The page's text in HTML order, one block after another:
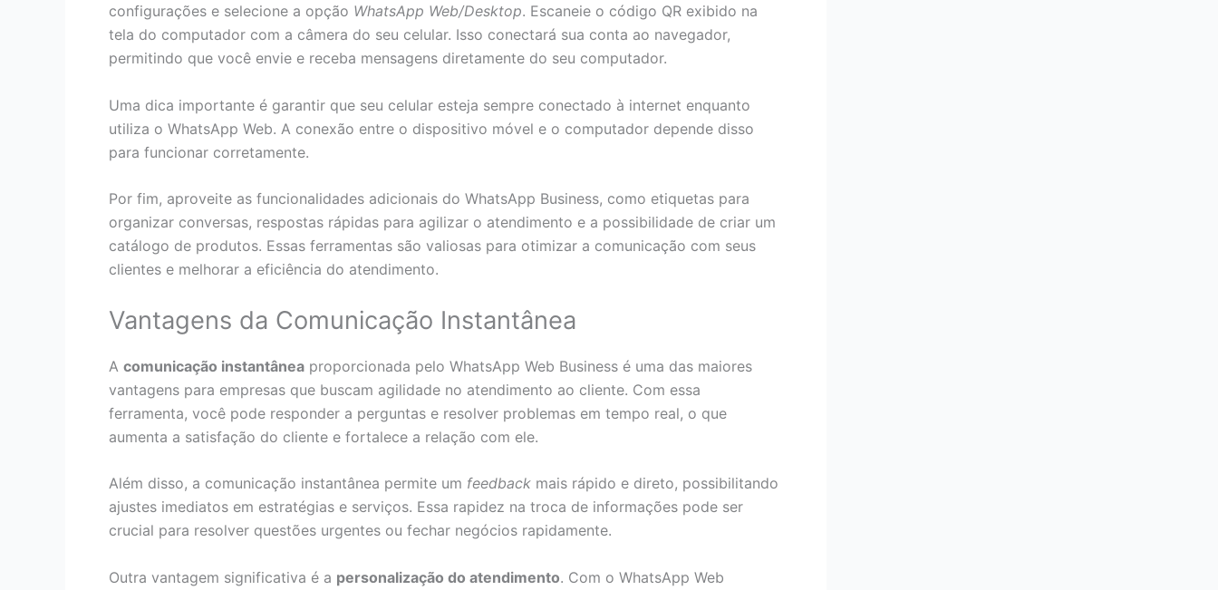
configurações e selecione a opção WhatsApp Web/Desktop. Escaneie o código QR exibido na
tela do computador com a câmera do seu celular. Isso conectará sua conta ao navegador,
permitindo que você envie e receba mensagens diretamente do seu computador.
Uma dica importante é garantir que seu celular esteja sempre conectado à internet enquanto
utiliza o WhatsApp Web. A conexão entre o dispositivo móvel e o computador depende disso
para funcionar corretamente.
Por fim, aproveite as funcionalidades adicionais do WhatsApp Business, como etiquetas para
organizar conversas, respostas rápidas para agilizar o atendimento e a possibilidade de criar um
catálogo de produtos. Essas ferramentas são valiosas para otimizar a comunicação com seus
clientes e melhorar a eficiência do atendimento.
Vantagens da Comunicação Instantânea
A comunicação instantânea proporcionada pelo WhatsApp Web Business é uma das maiores
vantagens para empresas que buscam agilidade no atendimento ao cliente. Com essa
ferramenta, você pode responder a perguntas e resolver problemas em tempo real, o que
aumenta a satisfação do cliente e fortalece a relação com ele.
Além disso, a comunicação instantânea permite um feedback mais rápido e direto, possibilitando
ajustes imediatos em estratégias e serviços. Essa rapidez na troca de informações pode ser
crucial para resolver questões urgentes ou fechar negócios rapidamente.
Outra vantagem significativa é a personalização do atendimento. Com o WhatsApp Web